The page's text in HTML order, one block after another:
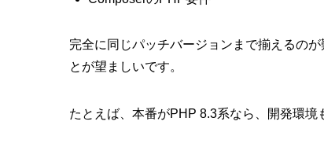
完全に同じパッチバージョンまで揃えるの
とが望ましいです。
たとえば、本番がPHP 8.3系なら、開発環境